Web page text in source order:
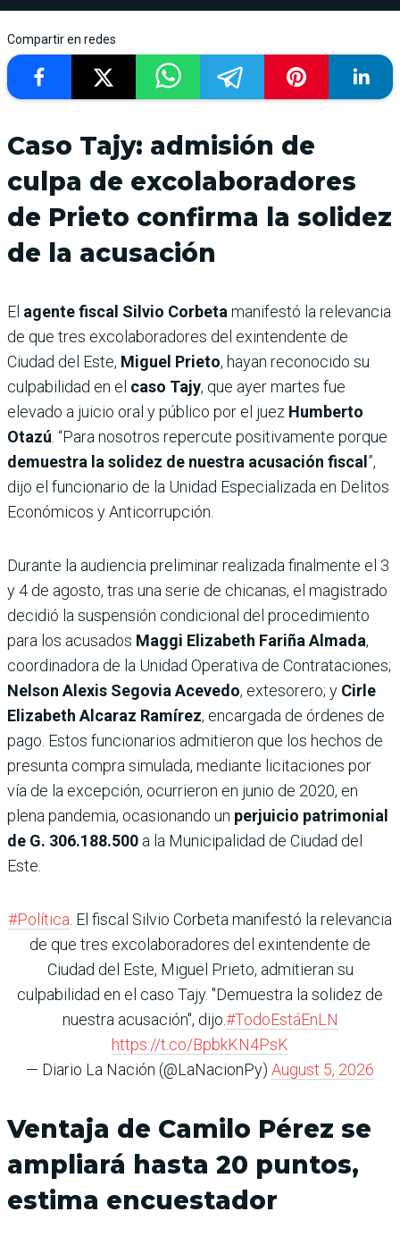
Compartir en redes
Caso Tajy: admisión de
culpa de excolaboradores
de Prieto confirma la solidez
de la acusación
El agente fiscal Silvio Corbetamanifestó la relevancia
de que tres excolaboradores del exintendente de
Ciudad del Este, Miguel Prieto, hayan reconocido su
culpabilidad en el caso Tajy, que ayer martes fue
elevado a juicio oral y público por el juez Humberto
Otazú. “Para nosotros repercute positivamente porque
demuestra la solidez de nuestra acusación fiscal ”,
dijo el funcionario de la Unidad Especializada en Delitos
Económicos y Anticorrupción.
Durante la audiencia preliminar realizada finalmente el 3
y 4 de agosto, tras una serie de chicanas, el magistrado
decidió la suspensión condicional del procedimiento
para los acusados Maggi Elizabeth Fariña Almada,
coordinadora de la Unidad Operativa de Contrataciones;
Nelson Alexis Segovia Acevedo, extesorero; y Cirle
Elizabeth Alcaraz Ramírez, encargada de órdenes de
pago. Estos funcionarios admitieron que los hechos de
presunta compra simulada, mediante licitaciones por
vía de la excepción, ocurrieron en junio de 2020, en
plena pandemia, ocasionando un perjuicio patrimonial
de G. 306.188.500 a la Municipalidad de Ciudad del
Este.
#Política. El fiscal Silvio Corbeta manifestó la relevancia
de que tres excolaboradores del exintendente de
Ciudad del Este, Miguel Prieto, admitieran su
culpabilidad en el caso Tajy. "Demuestra la solidez de
nuestra acusación", dijo.#TodoEstáEnLN
https://t.co/BpbkKN4PsK
— Diario La Nación (@LaNacionPy) August 5, 2026
Ventaja de Camilo Pérez se
ampliará hasta 20 puntos,
estima encuestador